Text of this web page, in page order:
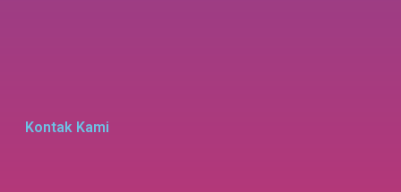
Kontak Kami